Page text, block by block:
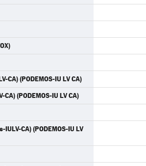
CA) (PODEMOS-IU LV CA)
(PODEMOS-IU LV CA)
CA) (PODEMOS-IU LV